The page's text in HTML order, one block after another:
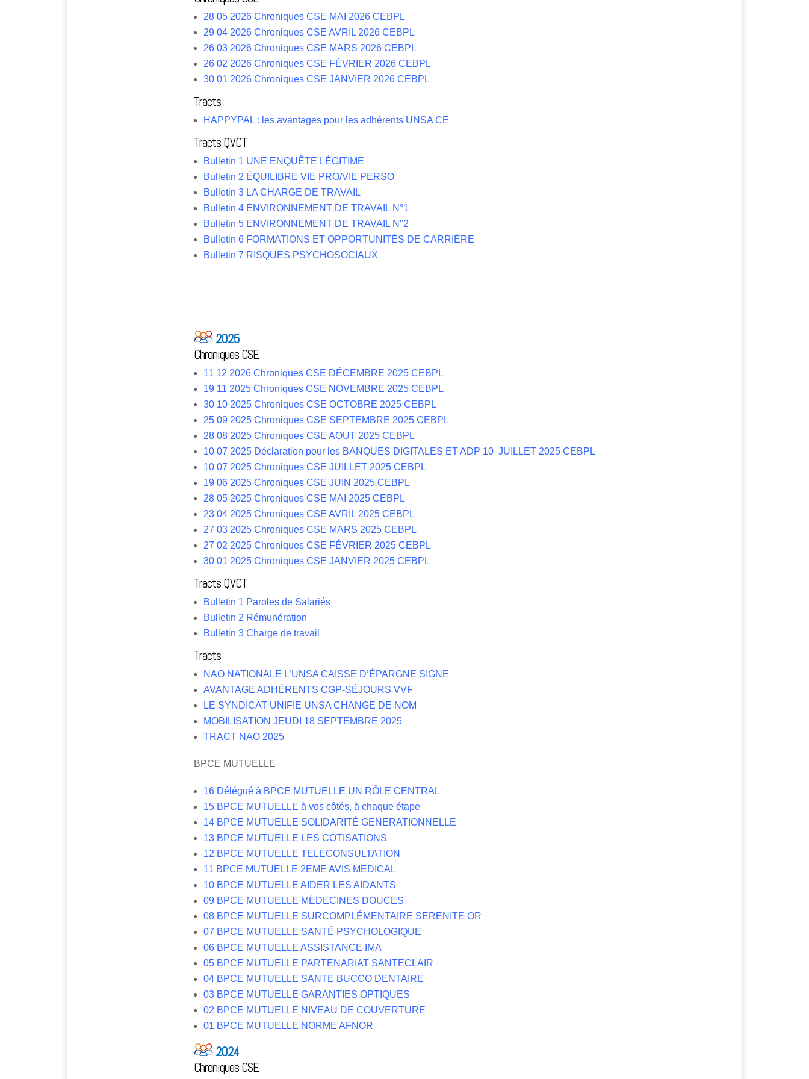
28 05 2026 Chroniques CSE MAI 2026 CEBPL
29 04 2026 Chroniques CSE AVRIL 2026 CEBPL
26 03 2026 Chroniques CSE MARS 2026 CEBPL
26 02 2026 Chroniques CSE FÉVRIER 2026 CEBPL
30 01 2026 Chroniques CSE JANVIER 2026 CEBPL
Tracts
HAPPYPAL : les avantages pour les adhérents UNSA CE
Tracts QVCT
Bulletin 1 UNE ENQUÊTE LÉGITIME
Bulletin 2 ÉQUILIBRE VIE PRO/VIE PERSO
Bulletin 3 LA CHARGE DE TRAVAIL
Bulletin 4 ENVIRONNEMENT DE TRAVAIL N°1
Bulletin 5 ENVIRONNEMENT DE TRAVAIL N°2
Bulletin 6 FORMATIONS ET OPPORTUNITÉS DE CARRIÈRE
Bulletin 7 RISQUES PSYCHOSOCIAUX
2025
Chroniques CSE
11 12 2026 Chroniques CSE DÉCEMBRE 2025 CEBPL
19 11 2025 Chroniques CSE NOVEMBRE 2025 CEBPL
30 10 2025 Chroniques CSE OCTOBRE 2025 CEBPL
25 09 2025 Chroniques CSE SEPTEMBRE 2025 CEBPL
28 08 2025 Chroniques CSE AOUT 2025 CEBPL
10 07 2025 Déclaration pour les BANQUES DIGITALES ET ADP 10 JUILLET 2025 CEBPL
10 07 2025 Chroniques CSE JUILLET 2025 CEBPL
19 06 2025 Chroniques CSE JUIN 2025 CEBPL
28 05 2025 Chroniques CSE MAI 2025 CEBPL
23 04 2025 Chroniques CSE AVRIL 2025 CEBPL
27 03 2025 Chroniques CSE MARS 2025 CEBPL
27 02 2025 Chroniques CSE FÉVRIER 2025 CEBPL
30 01 2025 Chroniques CSE JANVIER 2025 CEBPL
Tracts QVCT
Bulletin 1 Paroles de Salariés
Bulletin 2 Rémunération
Bulletin 3 Charge de travail
Tracts
NAO NATIONALE L’UNSA CAISSE D’ÉPARGNE SIGNE
AVANTAGE ADHÉRENTS CGP-SÉJOURS VVF
LE SYNDICAT UNIFIE UNSA CHANGE DE NOM
MOBILISATION JEUDI 18 SEPTEMBRE 2025
TRACT NAO 2025
BPCE MUTUELLE
16 Délégué à BPCE MUTUELLE UN RÔLE CENTRAL
15 BPCE MUTUELLE à vos côtés, à chaque étape
14 BPCE MUTUELLE SOLIDARITÉ GENERATIONNELLE
13 BPCE MUTUELLE LES COTISATIONS
12 BPCE MUTUELLE TELECONSULTATION
11 BPCE MUTUELLE 2EME AVIS MEDICAL
10 BPCE MUTUELLE AIDER LES AIDANTS
09 BPCE MUTUELLE MÉDECINES DOUCES
08 BPCE MUTUELLE SURCOMPLÉMENTAIRE SERENITE OR
07 BPCE MUTUELLE SANTÉ PSYCHOLOGIQUE
06 BPCE MUTUELLE ASSISTANCE IMA
05 BPCE MUTUELLE PARTENARIAT SANTECLAIR
04 BPCE MUTUELLE SANTE BUCCO DENTAIRE
03 BPCE MUTUELLE GARANTIES OPTIQUES
02 BPCE MUTUELLE NIVEAU DE COUVERTURE
01 BPCE MUTUELLE NORME AFNOR
2024
Chroniques CSE